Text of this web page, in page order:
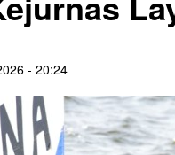
- 20:24